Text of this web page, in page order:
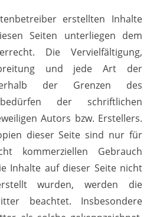
erstellten Inhalte
Seiten unterliegen dem
Die Vervielfältigung,
und jede Art der
der Grenzen des
der schriftlichen
Autors bzw. Erstellers.
dieser Seite sind nur für
kommerziellen Gebrauch
Inhalte auf dieser Seite nicht
wurden, werden die
beachtet. Insbesondere